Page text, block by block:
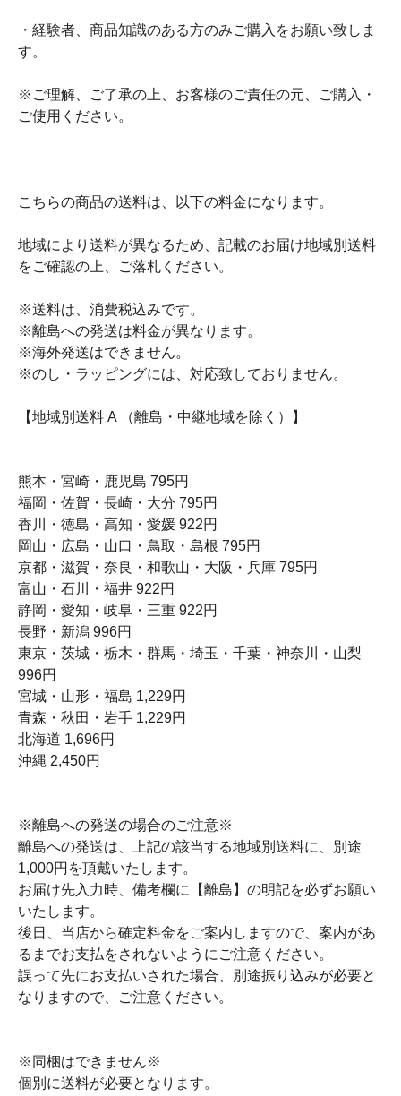
・経験者、商品知識のある方のみご購入をお願い致しま
す。
※ご理解、ご了承の上、お客様のご責任の元、ご購入・
ご使用ください。
こちらの商品の送料は、以下の料金になります。
地域により送料が異なるため、記載のお届け地域別送料
をご確認の上、ご落札ください。
※送料は、消費税込みです。
※離島への発送は料金が異なります。
※海外発送はできません。
※のし・ラッピングには、対応致しておりません。
【地域別送料 A （離島・中継地域を除く）】
熊本・宮崎・鹿児島 795円
福岡・佐賀・長崎・大分 795円
香川・徳島・高知・愛媛 922円
岡山・広島・山口・鳥取・島根 795円
京都・滋賀・奈良・和歌山・大阪・兵庫 795円
富山・石川・福井 922円
静岡・愛知・岐阜・三重 922円
長野・新潟 996円
東京・茨城・栃木・群馬・埼玉・千葉・神奈川・山梨
996円
宮城・山形・福島 1,229円
青森・秋田・岩手 1,229円
北海道 1,696円
沖縄 2,450円
※離島への発送の場合のご注意※
離島への発送は、上記の該当する地域別送料に、別途
1,000円を頂戴いたします。
お届け先入力時、備考欄に【離島】の明記を必ずお願い
いたします。
後日、当店から確定料金をご案内しますので、案内があ
るまでお支払をされないようにご注意ください。
誤って先にお支払いされた場合、別途振り込みが必要と
なりますので、ご注意ください。
※同梱はできません※
個別に送料が必要となります。